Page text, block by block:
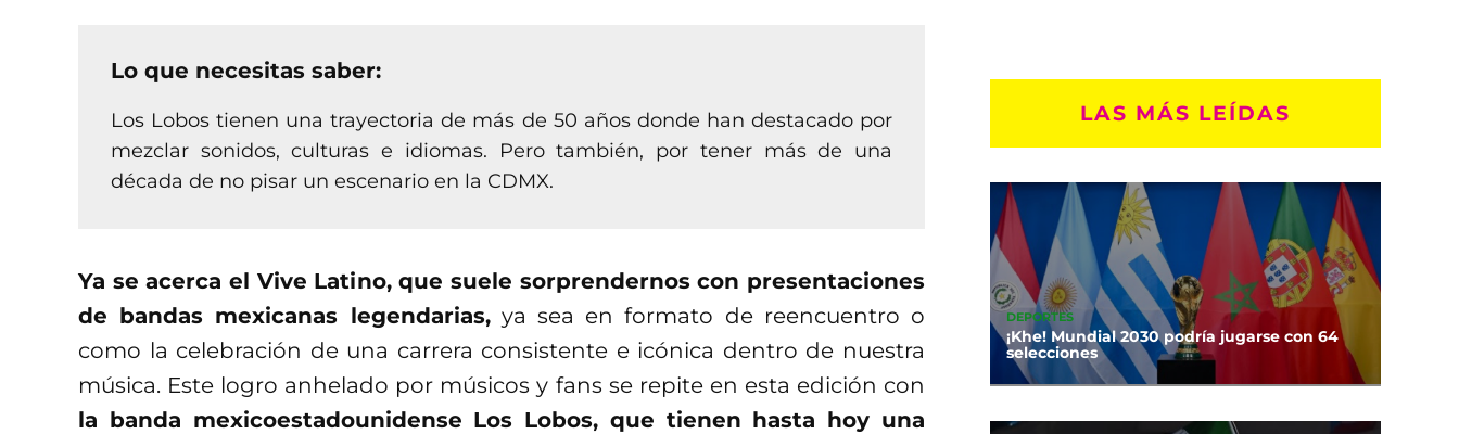
Lo que necesitas saber:
Los Lobos tienen una trayectoria de más de 50 años donde han destacado por
mezclar sonidos, culturas e idiomas. Pero también, por tener más de una
década de no pisar un escenario en la CDMX.
Ya se acerca el Vive Latino, que suele sorprendernos con presentaciones
de bandas mexicanas legendarias,ya sea en formato de reencuentro o
como la celebración de una carrera consistente e icónica dentro de nuestra
música. Este logro anhelado por músicos y fans se repite en esta edición con
la banda mexicoestadounidense Los Lobos, que tienen hasta hoy una
LAS MÁS LEÍDAS
DEPORTES
¡Khe! Mundial 2030 podría jugarse con 64
selecciones